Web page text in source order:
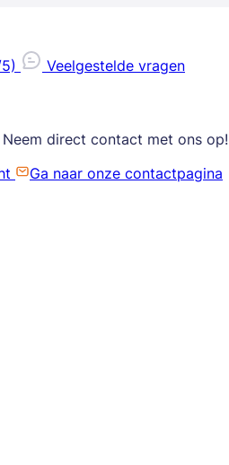
Veelgestelde vragen
direct contact met ons op!
Ga naar onze contactpagina